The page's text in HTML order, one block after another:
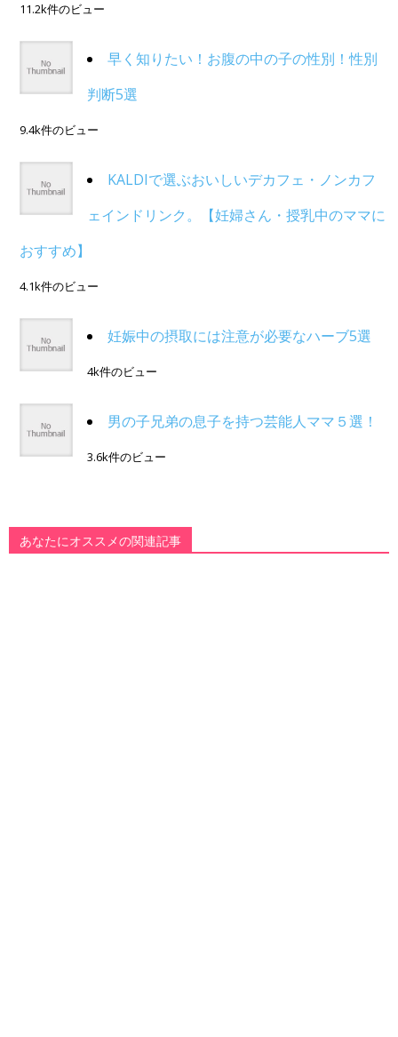
11.2k件のビュー
早く知りたい！お腹の中の子の性別！性別
判断5選
9.4k件のビュー
KALDIで選ぶおいしいデカフェ・ノンカフ
ェインドリンク。【妊婦さん・授乳中のママに
おすすめ】
4.1k件のビュー
妊娠中の摂取には注意が必要なハーブ5選
4k件のビュー
男の子兄弟の息子を持つ芸能人ママ５選！
3.6k件のビュー
あなたにオススメの関連記事